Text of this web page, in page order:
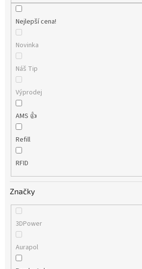
Nejlepší cena!
Novinka
Náš Tip
Výprodej
AMS 👍
Refill
RFID
Značky
3DPower
Aurapol